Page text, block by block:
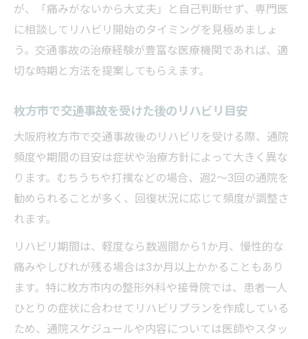
交通事故後に通院頻度を効果的に調整する
方法
医師と相談する交通事故リハビリ通院の計
画法
す
むちうちの症状に合わせた最適なリハビリ期間
交通事故によるむちうちリハビリ期間の目
安
むちうちの症状別に考えるリハビリ期間の
交通事故後むちうちリハビリの継続ポイン
ト
症状に適した交通事故リハビリの期間設定
が、「痛みがないから大丈夫」と自己判断せず、専門医
に相談してリハビリ開始のタイミングを見極めましょ
う。交通事故の治療経験が豊富な医療機関であれば、適
切な時期と方法を提案してもらえます。
枚方市で交通事故を受けた後のリハビリ目安
大阪府枚方市で交通事故後のリハビリを受ける際、通院
頻度や期間の目安は症状や治療方針によって大きく異な
ります。むちうちや打撲などの場合、週2〜3回の通院を
勧められることが多く、回復状況に応じて頻度が調整さ
れます。
リハビリ期間は、軽度なら数週間から1か月、慢性的な
痛みやしびれが残る場合は3か月以上かかることもあり
ます。特に枚方市内の整形外科や接骨院では、患者一人
ひとりの症状に合わせてリハビリプランを作成している
ため、通院スケジュールや内容については医師やスタッ